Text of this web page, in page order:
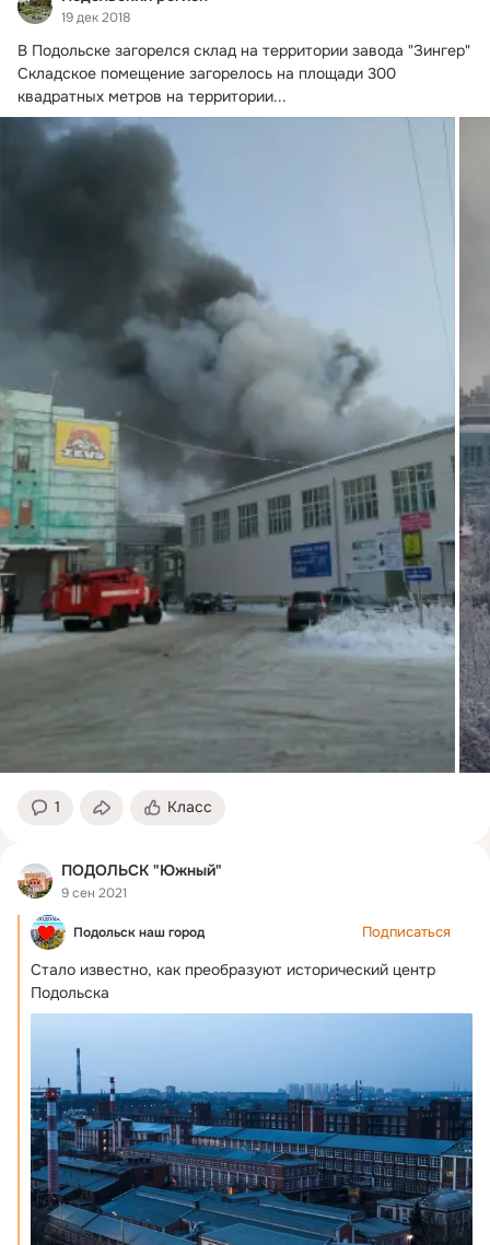
19 дек 2018
В Подольске загорелся склад на территории завода "Зингер"
Складское помещение загорелось на площади 300
квадратных метров на территории...
1 Класс
ПОДОЛЬСК "Южный"
9 сен 2021
Подольск наш город Подписаться
Стало известно, как преобразуют исторический центр
Подольска